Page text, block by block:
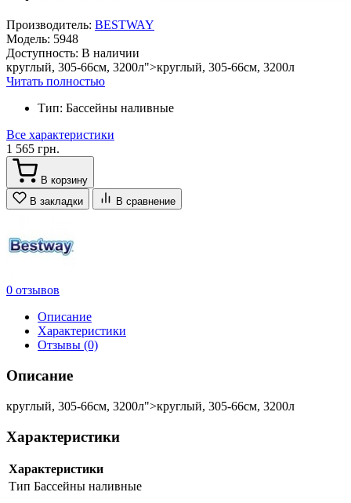
Производитель: BESTWAY
Модель: 5948
Доступность: В наличии
круглый, 305-66см, 3200л">круглый, 305-66см, 3200л
Читать полностью
Тип: Бассейны наливные
Все характеристики
1 565 грн.
В корзину
В закладки
В сравнение
0 отзывов
Описание
Характеристики
Отзывы (0)
Описание
круглый, 305-66см, 3200л">круглый, 305-66см, 3200л
Характеристики
Характеристики
Тип Бассейны наливные